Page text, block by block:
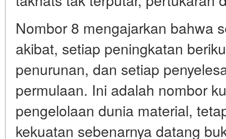
Nombor 8 mengajarkan bahwa
akibat, setiap peningkatan
penurunan, dan setiap
permulaan. Ini adalah nombor
pengelolaan dunia material,
kekuatan sebenarnya datang